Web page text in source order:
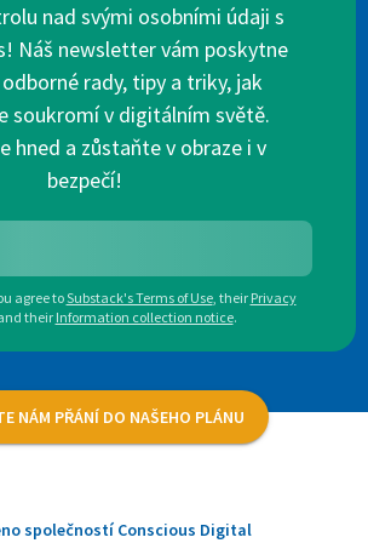
nad svými osobními údaji s
Náš newsletter vám poskytne
rady, tipy a triky, jak
soukromí v digitálním světě.
hned a zůstaňte v obraze i v
bezpečí!
agree toSubstack's Terms of Use, their Privacy
their Information collection notice.
NÁM PŘÁNÍ DO NAŠEHO PLÁNU
společností Conscious Digital